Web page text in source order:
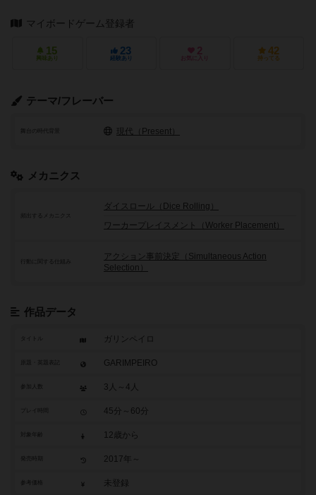
マイボードゲーム登録者
15
興味あり
23
経験あり
2
お気に入り
42
持ってる
テーマ/フレーバー
舞台の時代背景 現代（Present）
メカニクス
頻出するメカニクス
ダイスロール（Dice Rolling）
ワーカープレイスメント（Worker Placement）
行動に関する仕組み
アクション事前決定（Simultaneous Action
Selection）
作品データ
タイトル ガリンペイロ
GARIMPEIRO
参加人数 3人～4人
45分～60分
12歳から
2017年～
参考価格 未登録